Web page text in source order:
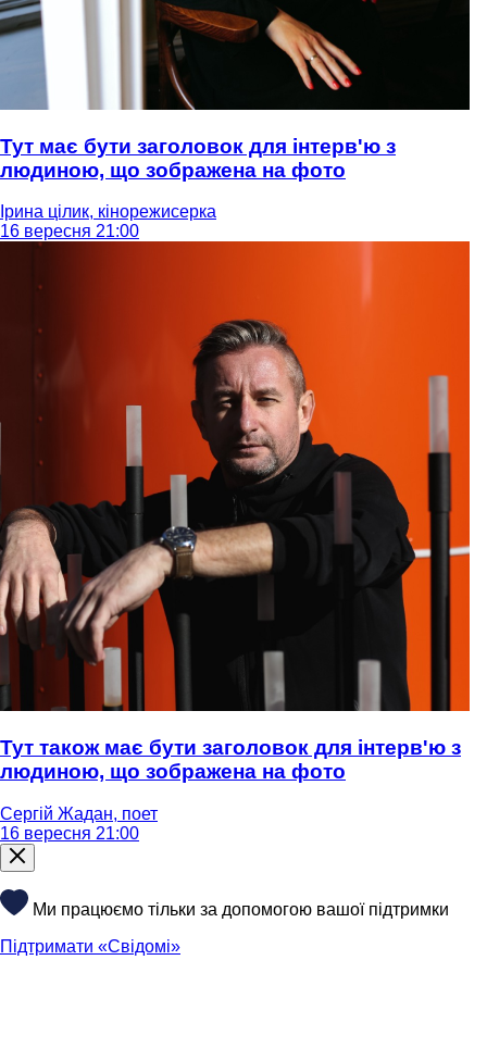
Тут має бути заголовок для інтерв'ю з
людиною, що зображена на фото
Ірина цілик, кінорежисерка
16 вересня 21:00
Тут також має бути заголовок для інтерв'ю з
людиною, що зображена на фото
Сергій Жадан, поет
16 вересня 21:00
Ми працюємо тільки за допомогою вашої підтримки
Підтримати «Свідомі»